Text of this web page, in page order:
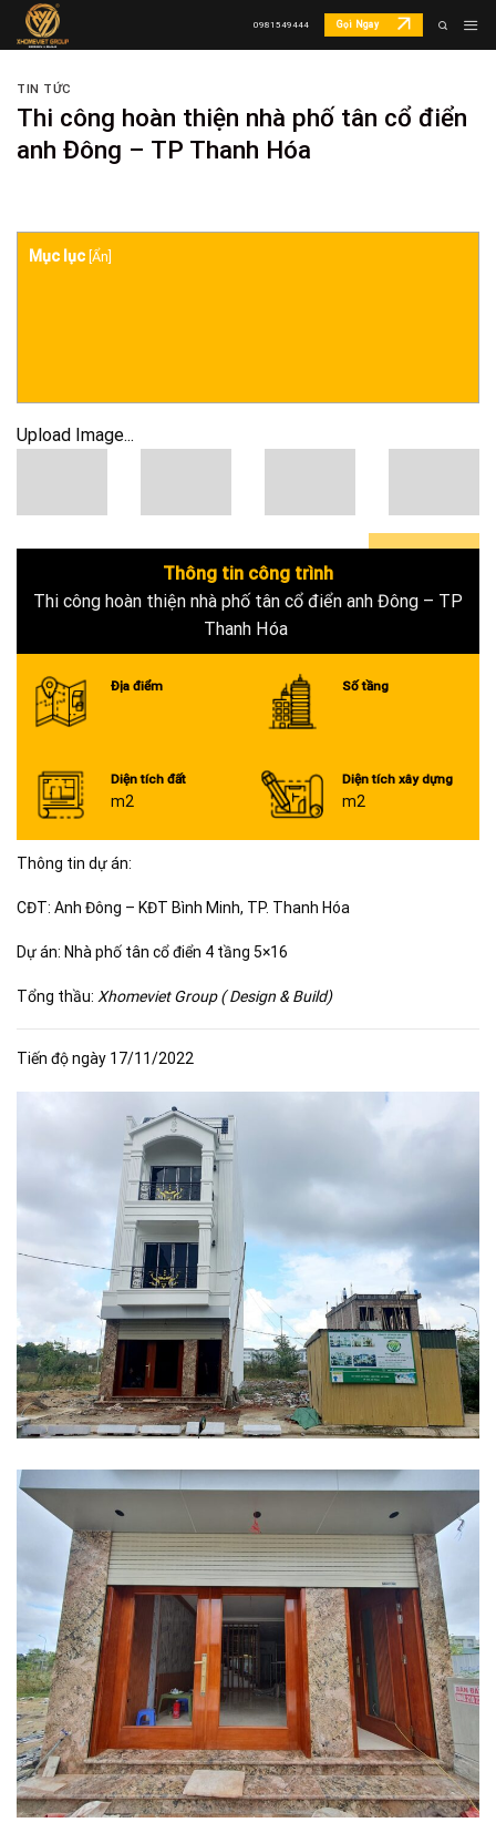
Skip
0981549444 Gọi Ngay
TIN TỨC
Thi công hoàn thiện nhà phố tân cổ điển
anh Đông – TP Thanh Hóa
Mục lục Ẩn
Upload Image...
0+
Thông tin công trình
Thi công hoàn thiện nhà phố tân cổ điển anh Đông – TP
Thanh Hóa
Địa điểm Số tầng
Diện tích đất
m2
Diện tích xây dựng
m2
Thông tin dự án:
CĐT: Anh Đông – KĐT Bình Minh, TP. Thanh Hóa
Dự án: Nhà phố tân cổ điển 4 tầng 5×16
Tổng thầu: Xhomeviet Group ( Design & Build)
Tiến độ ngày 17/11/2022